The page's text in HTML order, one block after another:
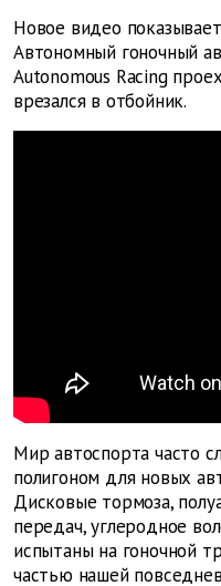
Новое видео
Автономный гоночный
Autonomous Racing
врезался в отбойник.
Мир автоспорта часто
полигоном для новых
Дисковые тормоза,
передач, углеродное
испытаны на гоночной
частью нашей